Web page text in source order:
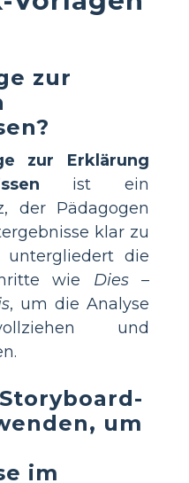
zur
zur Erklärung
ist ein
der Pädagogen
klar zu
untergliedert die
wie Dies –
, um die Analyse
und
um
im